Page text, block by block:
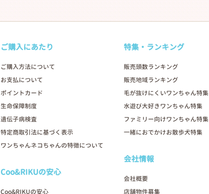
ご購入にあたり
ご購入方法について
お支払について
ポイントカード
生命保障制度
遺伝子病検査
特定商取引法に基づく表示
ワンちゃんネコちゃんの特徴について
Coo&RIKUの安心
Coo&RIKUの安心
特集・ランキング
販売頭数ランキング
販売地域ランキング
毛が抜けにくいワンちゃん特集
水遊び大好きワンちゃん特集
ファミリー向けワンちゃん特集
一緒におでかけお散歩犬特集
会社情報
会社概要
店舗物件募集